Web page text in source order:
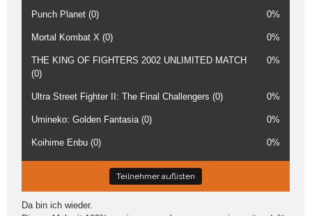
Punch Planet (0) 0%
Mortal Kombat X (0) 0%
THE KING OF FIGHTERS 2002 UNLIMITED MATCH
(0)
0%
Ultra Street Fighter II: The Final Challengers (0) 0%
Umineko: Golden Fantasia (0) 0%
Koihime Enbu (0) 0%
Teilnehmer auflisten
Da bin ich wieder.